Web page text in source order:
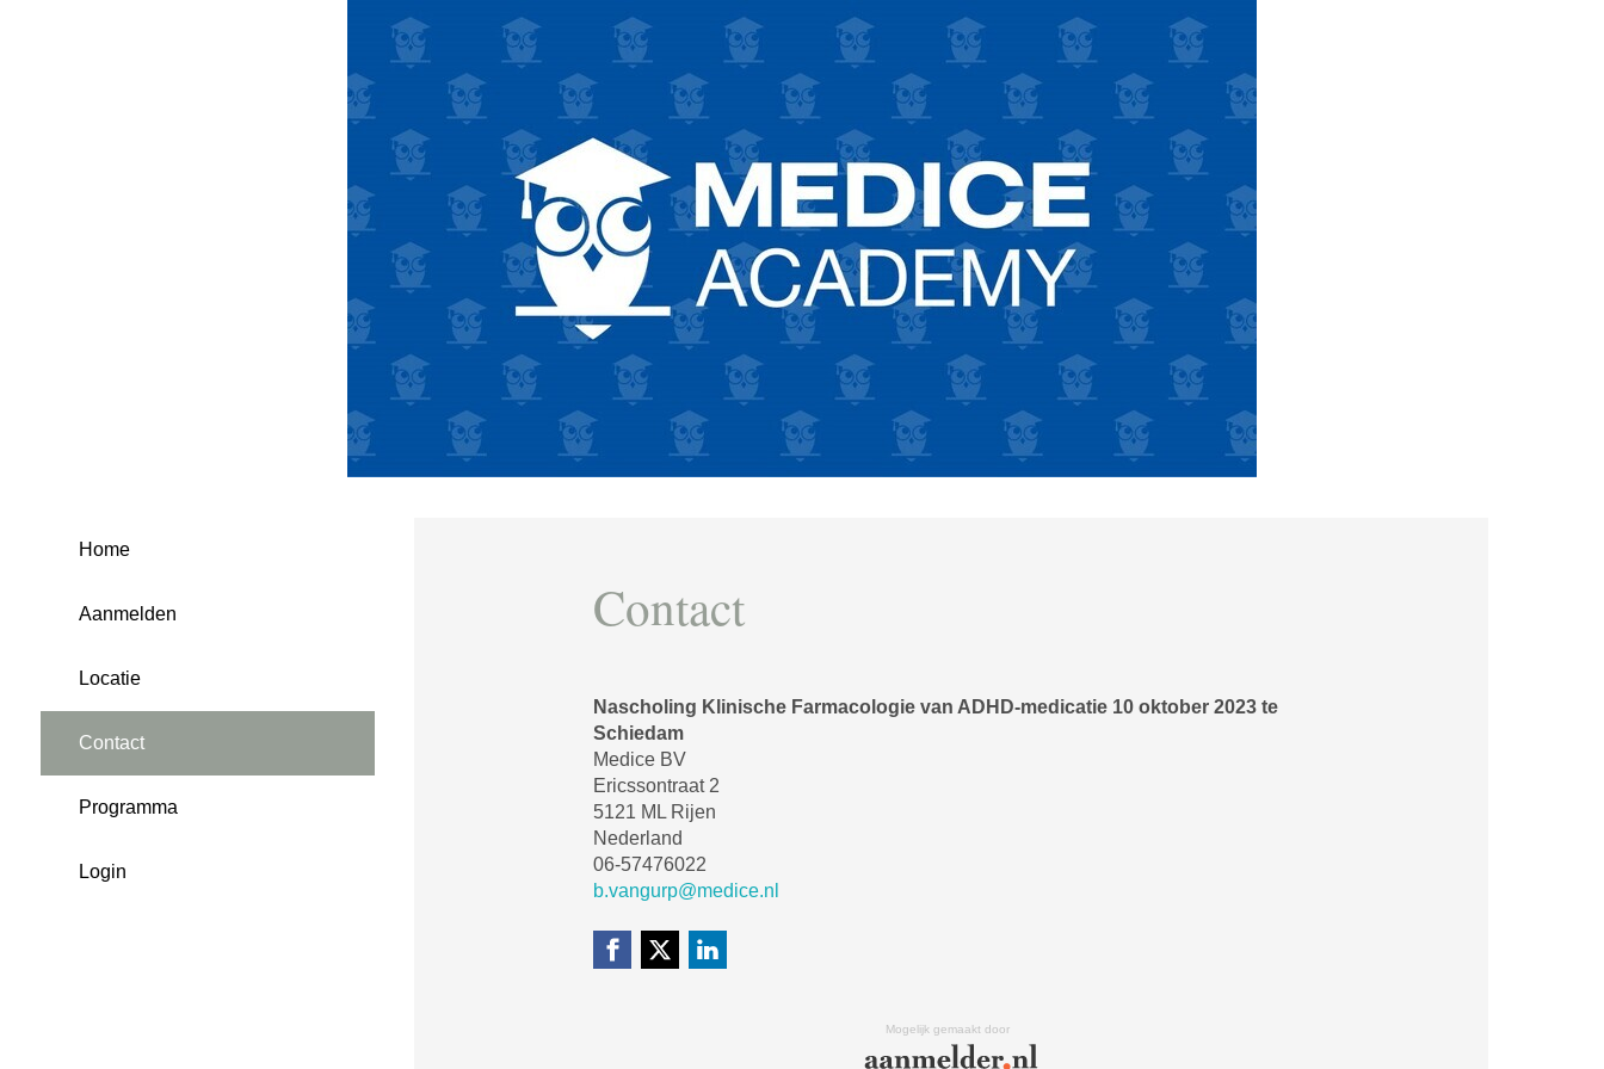
Home
Aanmelden
Locatie
Contact
Programma
Login
Contact
Nascholing Klinische Farmacologie van ADHD-medicatie 10 oktober 2023 te
Schiedam
Medice BV
Ericssontraat 2
5121 ML Rijen
Nederland
06-57476022
b.vangurp@medice.nl
Mogelijk gemaakt door